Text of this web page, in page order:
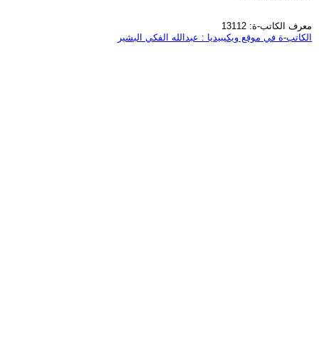
معرف الكاتب-ة: 13112
الكاتب-ة في موقع ويكيبيديا : عبدالله الفكي البشير